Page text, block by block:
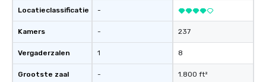
Locatieclassificatie
Kamers
Vergaderzalen
Grootste zaal
-
-
1
-
237
8
1.800 ft²